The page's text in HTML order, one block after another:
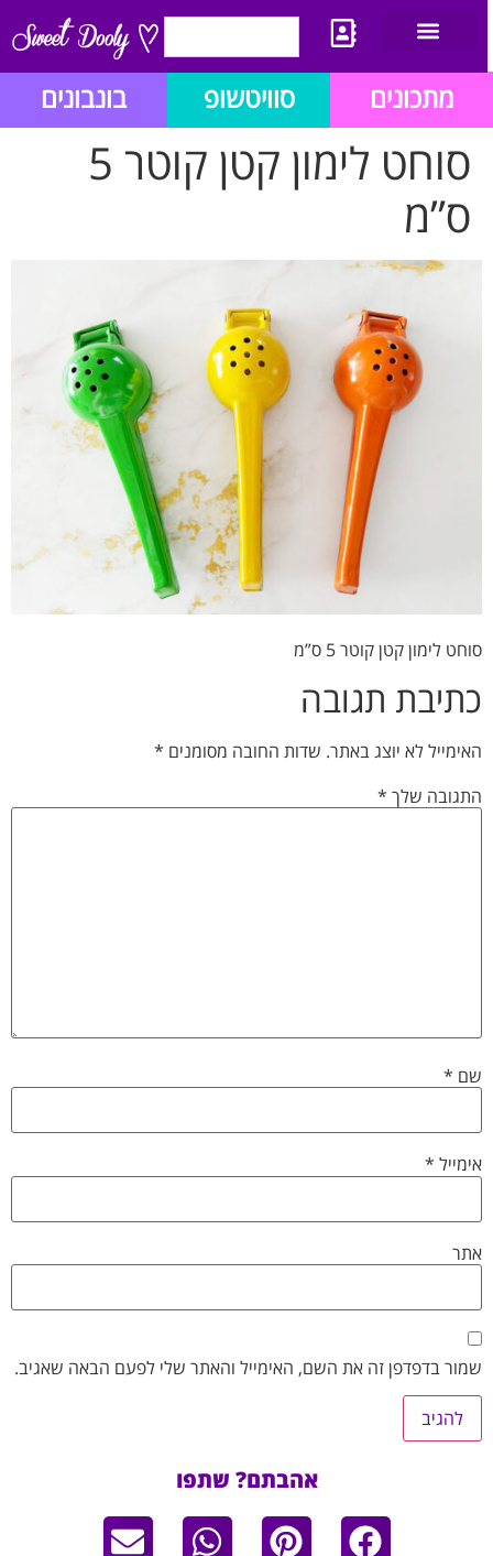
מתכונים סוויטשופ בונבונים
סוחט לימון קטן קוטר 5
ס”מ
סוחט לימון קטן קוטר 5 ס”מ
כתיבת תגובה
האימייל לא יוצג באתר. שדות החובה מסומנים *
התגובה שלך*
שם *
אימייל*
אתר
שמור בדפדפן זה את השם, האימייל והאתר שלי לפעם הבאה שאגיב.
אהבתם? שתפו